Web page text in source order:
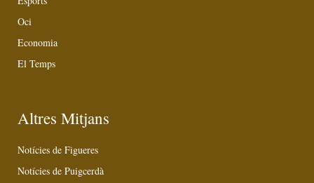
Oci
Economia
El Temps
Altres Mitjans
Notícies de Figueres
Notícies de Puigcerdà